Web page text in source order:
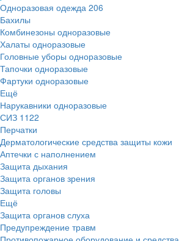
Одноразовая одежда 206
Бахилы
Комбинезоны одноразовые
Халаты одноразовые
Головные уборы одноразовые
Тапочки одноразовые
Фартуки одноразовые
Ещё
Нарукавники одноразовые
СИЗ 1122
Перчатки
Дерматологические средства защиты кожи
Аптечки с наполнением
Защита дыхания
Защита органов зрения
Защита головы
Ещё
Защита органов слуха
Предупреждение травм